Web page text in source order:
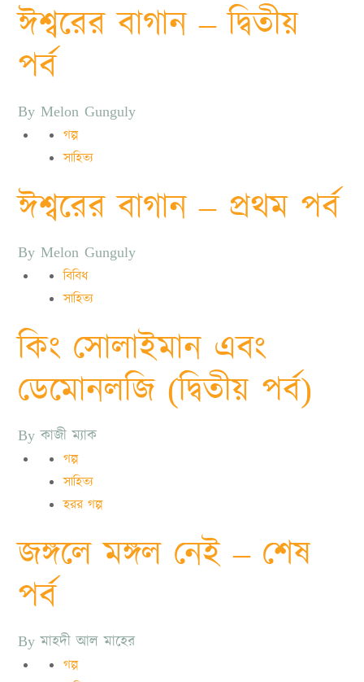
ঈশ্বরের বাগান – দ্বিতীয়
পর্ব
ByMelon Gunguly
গল্প
সাহিত্য
ঈশ্বরের বাগান – প্রথম পর্ব
ByMelon Gunguly
বিবিধ
সাহিত্য
কিং সোলাইমান এবং
ডেমোনলজি (দ্বিতীয় পর্ব)
Byকাজী ম্যাক
গল্প
সাহিত্য
হরর গল্প
জঙ্গলে মঙ্গল নেই – শেষ
পর্ব
Byমাহদী আল মাহের
গল্প